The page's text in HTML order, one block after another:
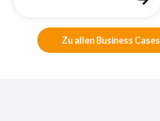
Zu allen Business Cases